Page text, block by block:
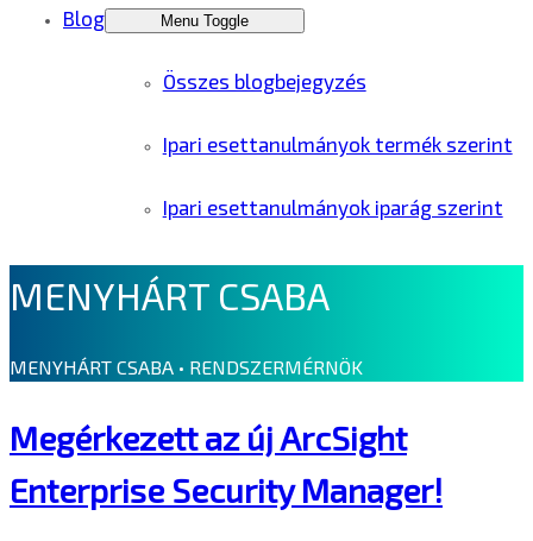
Blog Menu Toggle
Összes blogbejegyzés
Ipari esettanulmányok termék szerint
Ipari esettanulmányok iparág szerint
MENYHÁRT CSABA
MENYHÁRT CSABA • RENDSZERMÉRNÖK
Megérkezett az új ArcSight
Enterprise Security Manager!